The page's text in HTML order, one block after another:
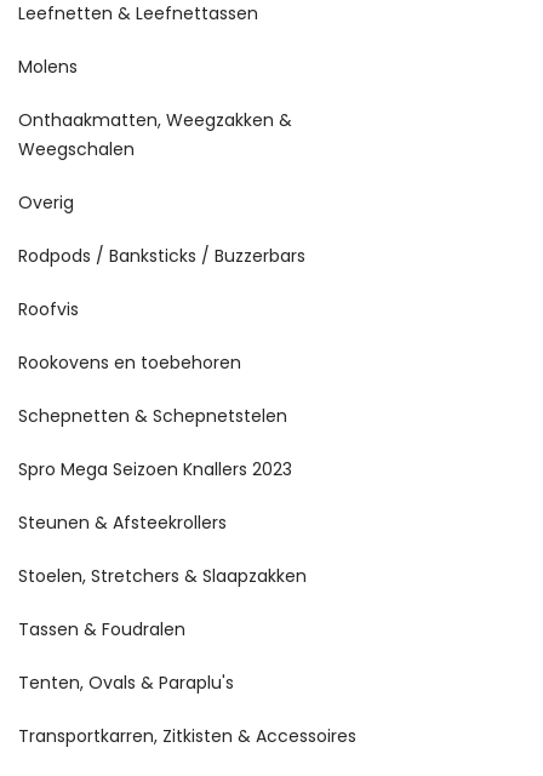
Leefnetten & Leefnettassen
Molens
Onthaakmatten, Weegzakken &
Weegschalen
Overig
Rodpods / Banksticks / Buzzerbars
Roofvis
Rookovens en toebehoren
Schepnetten & Schepnetstelen
Spro Mega Seizoen Knallers 2023
Steunen & Afsteekrollers
Stoelen, Stretchers & Slaapzakken
Tassen & Foudralen
Tenten, Ovals & Paraplu's
Transportkarren, Zitkisten & Accessoires